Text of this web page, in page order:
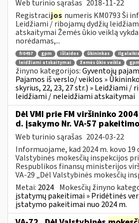
Web turinio sąrašas 2018-11-22
Registracijos numeris KM0793 Ši
Leidžiami / ribojamų dydžių
atskaitymai Žemės ūkio veiklą
norėdamas,...
fr0457 gpm išlaidos ūkininkas
leidžiami atskaitymai
žemės ūkio veikla
žinyno kategorijos:Gyventojų
Pajamos iš verslo/ veiklos »
skyrius, 22, 23, 27 str.) » Leidžiami /
leidžiami / neleidžiami atskaitymai
Dėl VMI prie FM viršininko
d. įsakymo Nr. VA-57 pakeitimo
Web turinio sąrašas 2024-03-22
Informuojame, kad 2024 m. kovo 19
Valstybinės mokesčių inspekcijos
Respublikos finansų ministerijos
VA-29 „Dėl Valstybinės mokesčių
Metai: 2024 Mokesčių žinyno
įstatymų pakeitimai » Pridėtinės
įstatymo pakeitimai nuo 2024 m.